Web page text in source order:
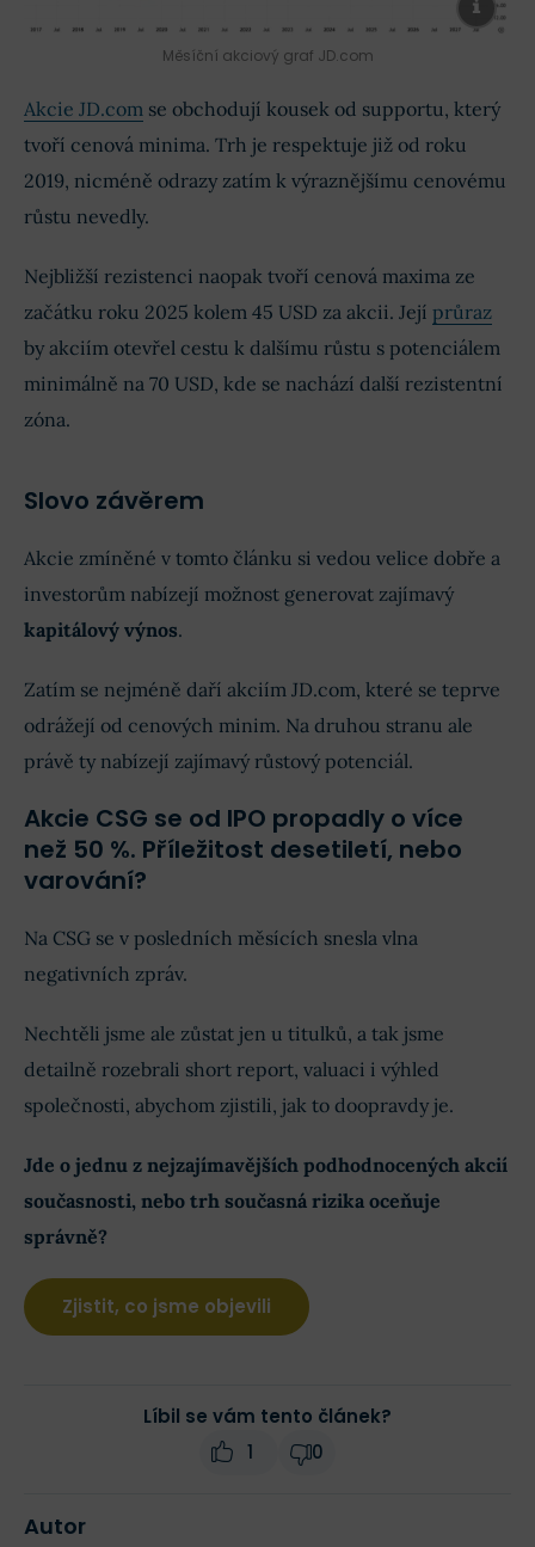
Měsíční akciový graf JD.com
Akcie JD.com se obchodují kousek od supportu, který
tvoří cenová minima. Trh je respektuje již od roku
2019, nicméně odrazy zatím k výraznějšímu cenovému
růstu nevedly.
Nejbližší rezistenci naopak tvoří cenová maxima ze
začátku roku 2025 kolem 45 USD za akcii. Její průraz
by akciím otevřel cestu k dalšímu růstu s potenciálem
minimálně na 70 USD, kde se nachází další rezistentní
zóna.
Slovo závěrem
Akcie zmíněné v tomto článku si vedou velice dobře a
investorům nabízejí možnost generovat zajímavý
kapitálový výnos.
Zatím se nejméně daří akciím JD.com, které se teprve
odrážejí od cenových minim. Na druhou stranu ale
právě ty nabízejí zajímavý růstový potenciál.
Akcie CSG se od IPO propadly o více
než 50 %. Příležitost desetiletí, nebo
varování?
Na CSG se v posledních měsících snesla vlna
negativních zpráv.
Nechtěli jsme ale zůstat jen u titulků, a tak jsme
detailně rozebrali short report, valuaci i výhled
společnosti, abychom zjistili, jak to doopravdy je.
Jde o jednu z nejzajímavějších podhodnocených akcií
současnosti, nebo trh současná rizika oceňuje
správně?
Zjistit, co jsme objevili
Líbil se vám tento článek?
1
0
Autor